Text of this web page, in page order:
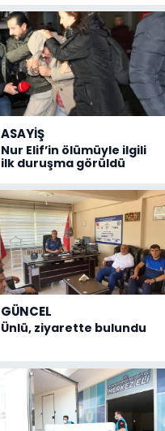
ASAYİŞ
Nur Elif’in ölümüyle ilgili
ilk duruşma görüldü
GÜNCEL
Ünlü, ziyarette bulundu